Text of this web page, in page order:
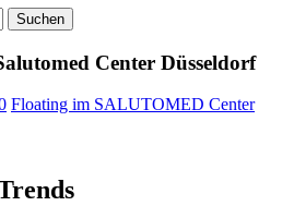
Center Düsseldorf
Floating im SALUTOMED Center